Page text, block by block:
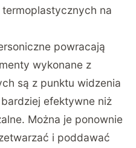
termoplastycznych na
powracają
wykonane z
są z punktu widzenia
efektywne niż
Można je ponownie
i poddawać